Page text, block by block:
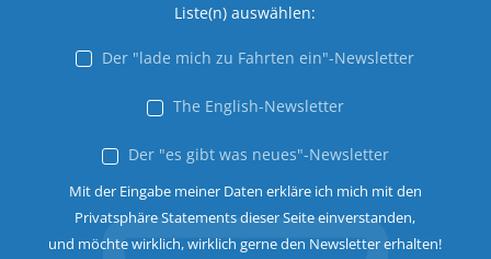
Liste(n) auswählen:
Der "lade mich zu Fahrten ein"-Newsletter
The English-Newsletter
Der "es gibt was neues"-Newsletter
Mit der Eingabe meiner Daten erkläre ich mich mit den
Privatsphäre Statements dieser Seite einverstanden,
und möchte wirklich, wirklich gerne den Newsletter erhalten!